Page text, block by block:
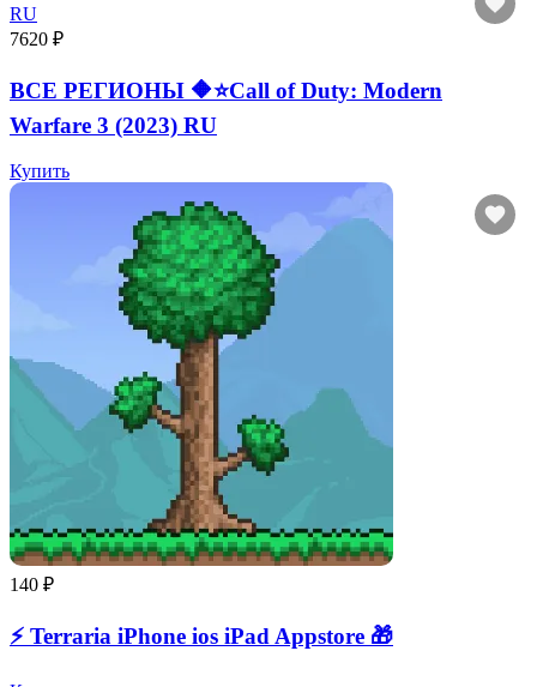
7620 ₽
ВСЕ РЕГИОНЫ 🔶⭐Call of Duty: Modern
Warfare 3 (2023) RU
Купить
140 ₽
⚡️ Terraria iPhone ios iPad Appstore 🎁